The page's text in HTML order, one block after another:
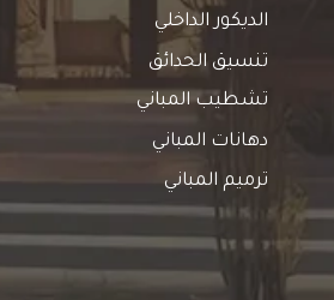
الديكور الداخلي
تنسيق الحدائق
تشطيب المباني
دهانات المباني
ترميم المباني